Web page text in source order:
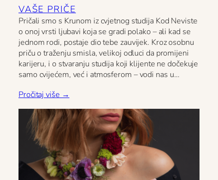
VAŠE PRIČE
Pričali smo s Krunom iz cvjetnog studija Kod Neviste
o onoj vrsti ljubavi koja se gradi polako – ali kad se
jednom rodi, postaje dio tebe zauvijek. Kroz osobnu
priču o traženju smisla, velikoj odluci da promijeni
karijeru, i o stvaranju studija koji klijente ne dočekuje
samo cvijećem, već i atmosferom – vodi nas u…
Pročitaj više →